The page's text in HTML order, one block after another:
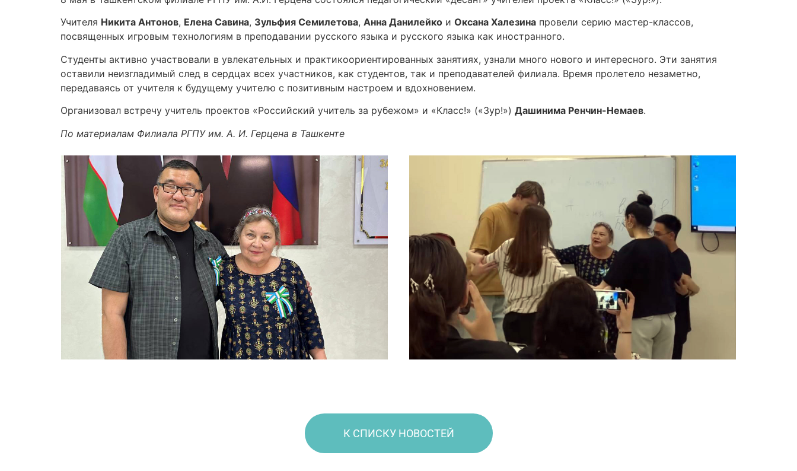
Учителя Никита Антонов, Елена Савина, Зульфия Семилетова, Анна Данилейко и Оксана Халезина провели серию мастер-классов,
посвященных игровым технологиям в преподавании русского языка и русского языка как иностранного.
Студенты активно участвовали в увлекательных и практикоориентированных занятиях, узнали много нового и интересного. Эти занятия
оставили неизгладимый след в сердцах всех участников, как студентов, так и преподавателей филиала. Время пролетело незаметно,
передаваясь от учителя к будущему учителю с позитивным настроем и вдохновением.
Организовал встречу учитель проектов «Российский учитель за рубежом» и «Класс!» («Зур!») Дашинима Ренчин-Немаев.
По материалам Филиала РГПУ им. А. И. Герцена в Ташкенте
К СПИСКУ НОВОСТЕЙ